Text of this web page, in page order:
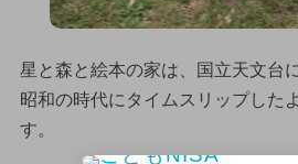
星と森と絵本の家は、国立天文台
昭和の時代にタイムスリップした
す。